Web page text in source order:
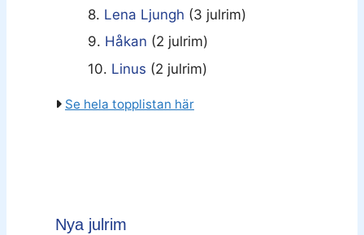
8. Lena Ljungh (3 julrim)
9. Håkan (2 julrim)
10. Linus (2 julrim)
Se hela topplistan här
Nya julrim